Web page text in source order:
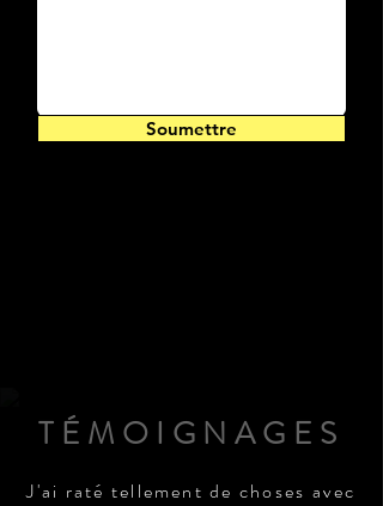
Soumettre
TÉMOIGNAGES
J'ai raté tellement de choses avec